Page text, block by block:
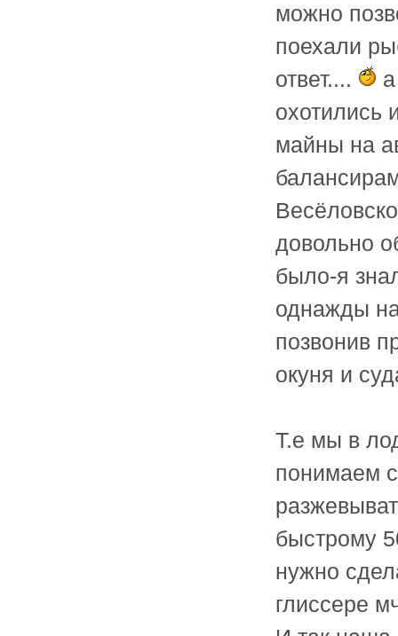
можно
поехали
ответ....
охотились
майны на
довольно
было-я
однажды
позвонив
окуня и
Т.е мы в
понимаем с
быстрому
нужно
глиссере